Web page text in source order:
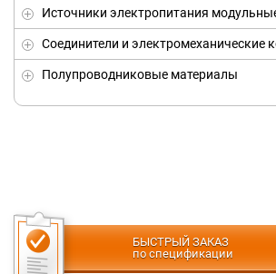
Источники электропитания
Соединители и электромеханические
Полупроводниковые материалы
БЫСТРЫЙ ЗАКАЗ
по спецификации